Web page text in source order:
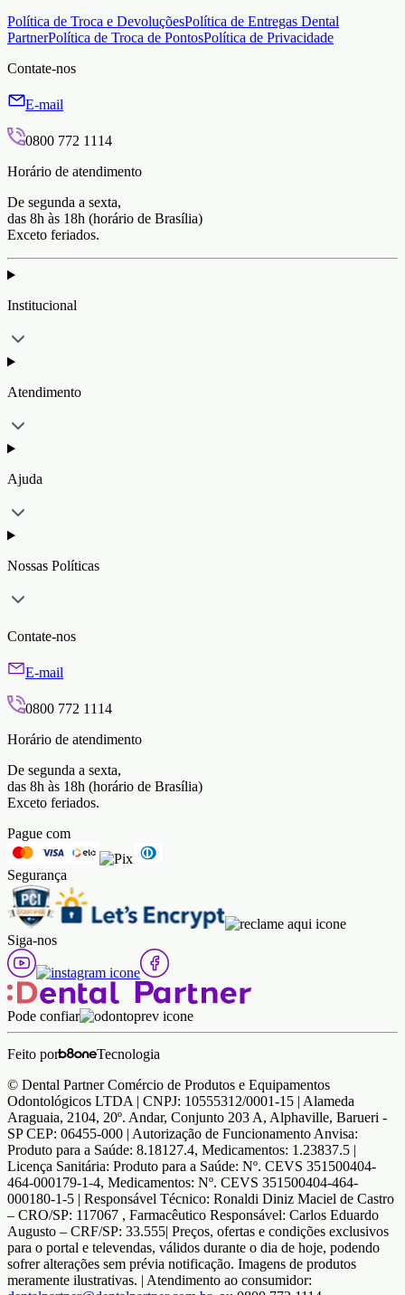
Política de Troca e DevoluçõesPolítica de Entregas Dental
PartnerPolítica de Troca de PontosPolítica de Privacidade
Contate-nos
E-mail
0800 772 1114
Horário de atendimento
De segunda a sexta,
das 8h às 18h (horário de Brasília)
Exceto feriados.
Institucional
Atendimento
Ajuda
Nossas Políticas
Contate-nos
E-mail
0800 772 1114
Horário de atendimento
De segunda a sexta,
das 8h às 18h (horário de Brasília)
Exceto feriados.
Pague com
Segurança
Siga-nos
Pode confiar
Feito por
Tecnologia
© Dental Partner Comércio de Produtos e Equipamentos
Odontológicos LTDA | CNPJ: 10555312/0001-15 | Alameda
Araguaia, 2104, 20º. Andar, Conjunto 203 A, Alphaville, Barueri -
SP CEP: 06455-000 | Autorização de Funcionamento Anvisa:
Produto para a Saúde: 8.18127.4, Medicamentos: 1.23837.5 |
Licença Sanitária: Produto para a Saúde: Nº. CEVS 351500404-
464-000179-1-4, Medicamentos: Nº. CEVS 351500404-464-
000180-1-5 | Responsável Técnico: Ronaldi Diniz Maciel de Castro
– CRO/SP: 117067 , Farmacêutico Responsável: Carlos Eduardo
Augusto – CRF/SP: 33.555| Preços, ofertas e condições exclusivos
para o portal e televendas, válidos durante o dia de hoje, podendo
sofrer alterações sem prévia notificação. Imagens de produtos
meramente ilustrativas. | Atendimento ao consumidor: